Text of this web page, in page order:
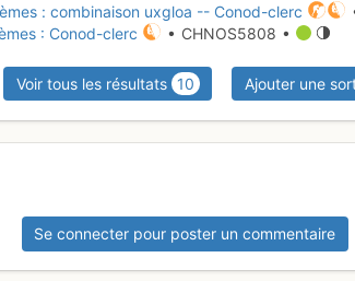
: combinaison uxgloa -- Conod-clerc
: Conod-clerc • CHNOS5808 •
Voir tous les résultats 10 Ajouter une
Se connecter pour poster un commentaire